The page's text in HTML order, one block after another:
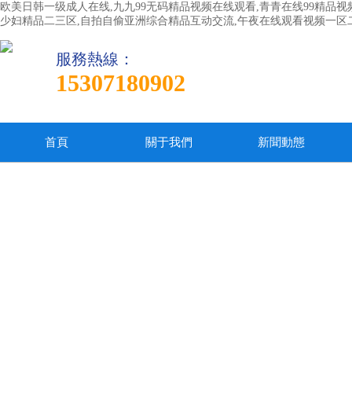
欧美日韩一级成人在线,九九99无码精品视频在线观看,青青在线99精品
少妇精品二三区,自拍自偷亚洲综合精品互动交流,午夜在线观看视频一区
服務熱線：
15307180902
首頁 關于我們 新聞動態